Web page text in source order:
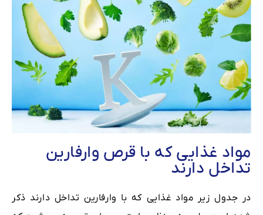
مواد غذایی که با قرص وارفارین
تداخل دارند
در جدول زیر مواد غذایی که با وارفارین تداخل دارند ذکر